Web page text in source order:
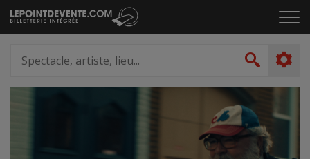
Passer
au
le
artiste,
lieu...